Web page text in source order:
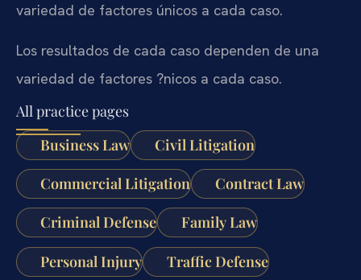
variedad de factores únicos a cada caso.
Los resultados de cada caso dependen de una
variedad de factores ?nicos a cada caso.
All practice pages
Business Law
Civil Litigation
Commercial Litigation Contract Law
Criminal Defense Family Law
Personal Injury Traffic Defense